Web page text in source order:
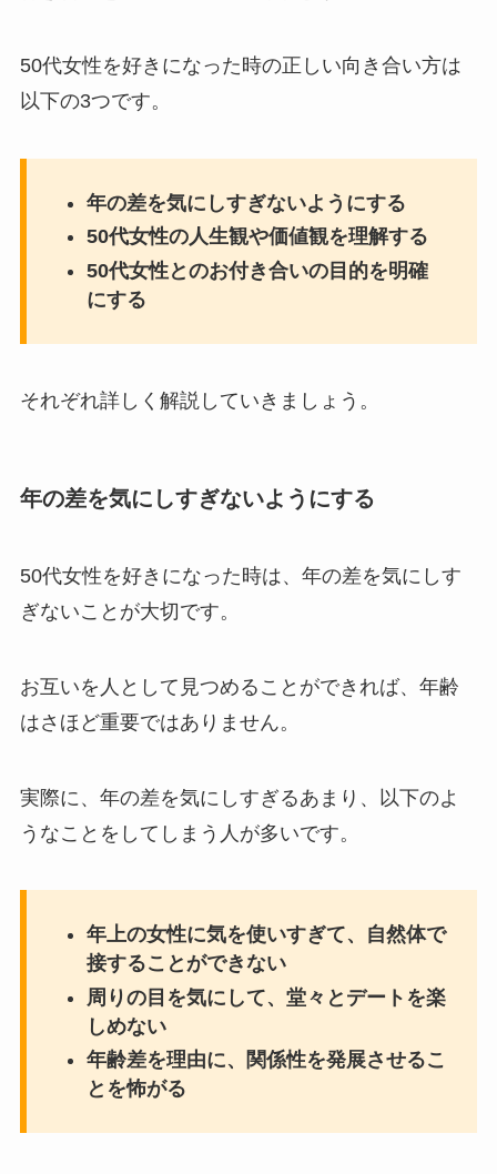
50代女性を好きになった時の正しい向き合い方は
以下の3つです。
年の差を気にしすぎないようにする
50代女性の人生観や価値観を理解する
50代女性とのお付き合いの目的を明確
にする
それぞれ詳しく解説していきましょう。
年の差を気にしすぎないようにする
50代女性を好きになった時は、年の差を気にしす
ぎないことが大切です。
お互いを人として見つめることができれば、年齢
はさほど重要ではありません。
実際に、年の差を気にしすぎるあまり、以下のよ
うなことをしてしまう人が多いです。
年上の女性に気を使いすぎて、自然体で
接することができない
周りの目を気にして、堂々とデートを楽
しめない
年齢差を理由に、関係性を発展させるこ
とを怖がる